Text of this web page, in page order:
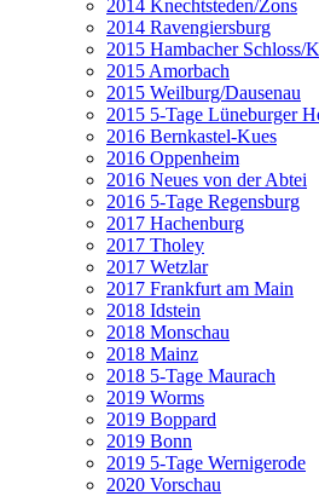
2014 Knechtsteden/Zons
2014 Ravengiersburg
2015 Hambacher Schloss/
2015 Amorbach
2015 Weilburg/Dausenau
2015 5-Tage Lüneburger
2016 Bernkastel-Kues
2016 Oppenheim
2016 Neues von der Abtei
2016 5-Tage Regensburg
2017 Hachenburg
2017 Tholey
2017 Wetzlar
2017 Frankfurt am Main
2018 Idstein
2018 Monschau
2018 Mainz
2018 5-Tage Maurach
2019 Worms
2019 Boppard
2019 Bonn
2019 5-Tage Wernigerode
2020 Vorschau